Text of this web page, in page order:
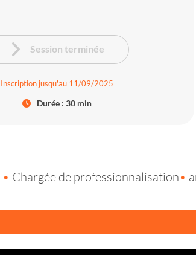
Session terminée
Inscription jusqu'au 11/09/2025
Durée : 30 min
• Chargée de professionnalisation•